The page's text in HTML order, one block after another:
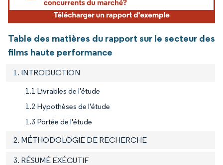
Table des matières du rapport sur le secteur des
films haute performance
1. INTRODUCTION
1.1 Livrables de l'étude
1.2 Hypothèses de l'étude
1.3 Portée de l'étude
2. MÉTHODOLOGIE DE RECHERCHE
3. RÉSUMÉ EXÉCUTIF